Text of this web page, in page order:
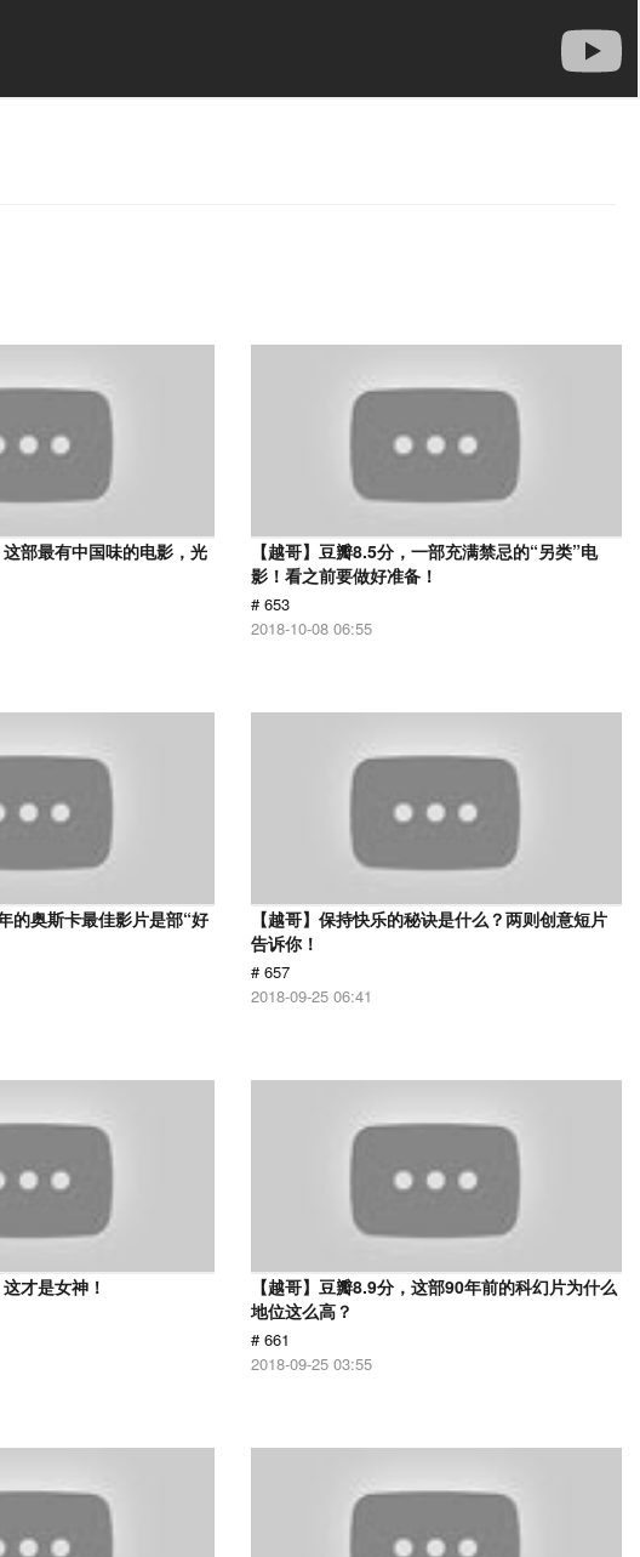
这部最有中国味的电影，光
【越哥】豆瓣8.5分，一部充满禁忌的“另类”电
影！看之前要做好准备！
# 653
2018-10-08 06:55
的奥斯卡最佳影片是部“好
【越哥】保持快乐的秘诀是什么？两则创意短片
告诉你！
# 657
2018-09-25 06:41
才是女神！
【越哥】豆瓣8.9分，这部90年前的科幻片为什么
地位这么高？
# 661
2018-09-25 03:55